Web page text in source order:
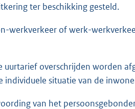
ter beschikking gesteld.
werkverkeer of werk-
uurtarief overschrijden worden
individuele situatie van de
van het